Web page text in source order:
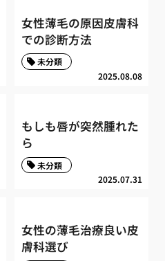
女性薄毛の原因皮膚科
での診断方法
2025.08.08
未分類
もしも唇が突然腫れた
ら
2025.07.31
未分類
女性の薄毛治療良い皮
膚科選び